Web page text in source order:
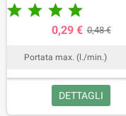
   
0,29 € 0,48 €
Portata max. (l./min.)
DETTAGLI